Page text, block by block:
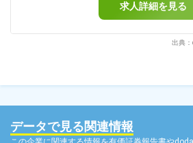
求人詳細を見る
出典
データで見る関連情報